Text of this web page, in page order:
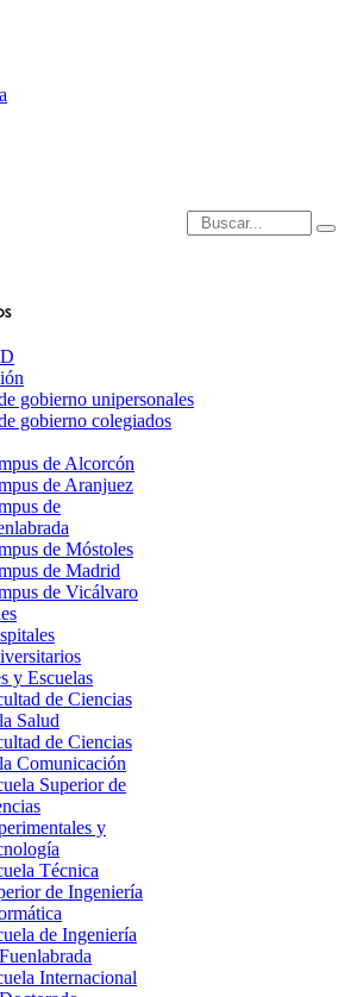
Introduce términos de
gobierno unipersonales
gobierno colegiados
de Alcorcón
de Aranjuez
de
de Móstoles
de Madrid
de Vicálvaro
y Escuelas
de Ciencias
Salud
de Ciencias
Comunicación
Superior de
y
Técnica
de Ingeniería
de Ingeniería
Internacional